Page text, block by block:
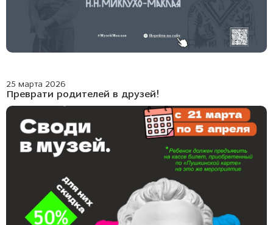
25 марта 2026
Преврати родителей в друзей!